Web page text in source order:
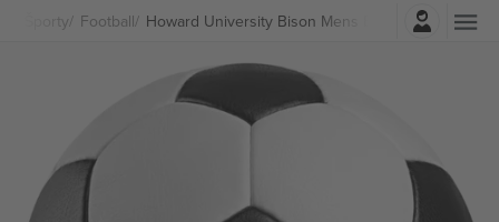
Športy Football Howard University Bison Mens Basketball lístkov
Prihlásenie